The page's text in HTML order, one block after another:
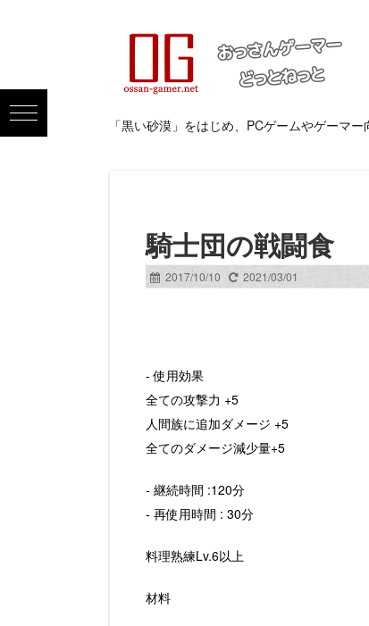
「黒い砂漠」をはじめ、PCゲームやゲーマ
騎士団の戦闘食
2017/10/10 2021/03/01
- 使用効果
全ての攻撃力 +5
人間族に追加ダメージ +5
全てのダメージ減少量+5
- 継続時間 :120分
- 再使用時間 : 30分
料理熟練Lv.6以上
材料